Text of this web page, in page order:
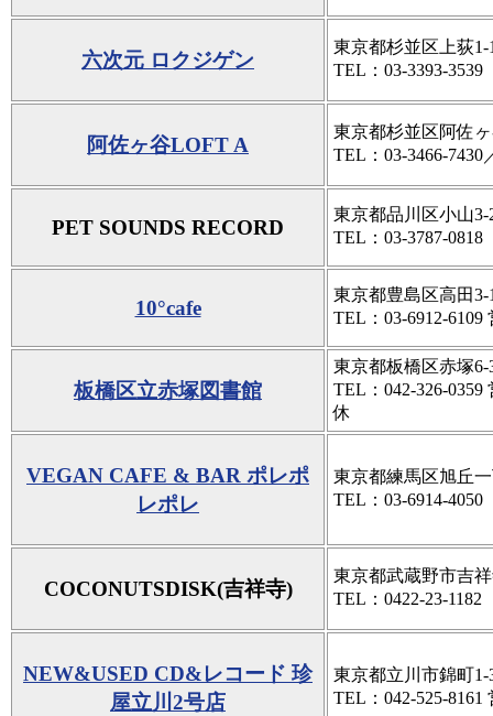
六次元 ロクジゲン
東京都杉並区上荻1-
TEL：03-3393-3539
阿佐ヶ谷LOFT A
東京都杉並区阿佐
TEL：03-3466-7430
PET SOUNDS RECORD
東京都品川区小山3-
TEL：03-3787-0818
10°cafe
東京都豊島区高田3-
TEL：03-6912-6109
板橋区立赤塚図書館
東京都板橋区赤塚6-
TEL：042-326-
休
VEGAN CAFE & BAR ポレポ
レポレ
東京都練馬区旭丘
TEL：03-6914-4050
COCONUTSDISK(吉祥寺)
東京都武蔵野市吉
TEL：0422-23-1182
NEW&USED CD&レコード 珍
屋立川2号店
東京都立川市錦町1-
TEL：042-525-8161